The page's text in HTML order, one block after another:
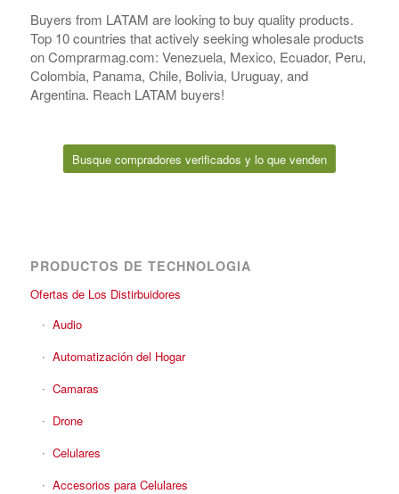
Buyers from LATAM are looking to buy quality products.
Top 10 countries that actively seeking wholesale products
on Comprarmag.com: Venezuela, Mexico, Ecuador, Peru,
Colombia, Panama, Chile, Bolivia, Uruguay, and
Argentina. Reach LATAM buyers!
Busque compradores verificados y lo que venden
PRODUCTOS DE TECHNOLOGIA
Ofertas de Los Distirbuidores
Audio
Automatización del Hogar
Camaras
Drone
Celulares
Accesorios para Celulares